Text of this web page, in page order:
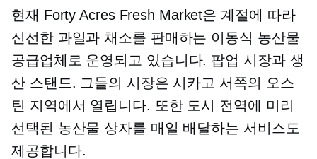
현재 Forty Acres Fresh Market은 계절에 따라
신선한 과일과 채소를 판매하는 이동식 농산물
공급업체로 운영되고 있습니다. 팝업 시장과 생
산 스탠드. 그들의 시장은 시카고 서쪽의 오스
틴 지역에서 열립니다. 또한 도시 전역에 미리
선택된 농산물 상자를 매일 배달하는 서비스도
제공합니다.